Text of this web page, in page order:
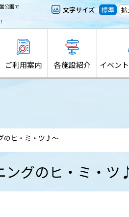
公園で
文字サイズ 標準
ご利用案内 各施設紹介 イベン
のヒ・ミ・ツ♪～
ングのヒ・ミ・